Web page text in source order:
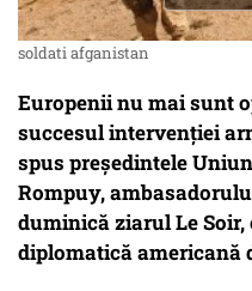
soldati afganistan
Europenii nu mai sunt
succesul intervenţiei
spus preşedintele
Rompuy,
duminică ziarul Le
diplomatică americană